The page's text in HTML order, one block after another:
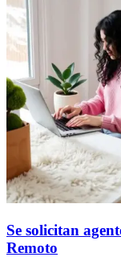
Se solicitan
Remoto